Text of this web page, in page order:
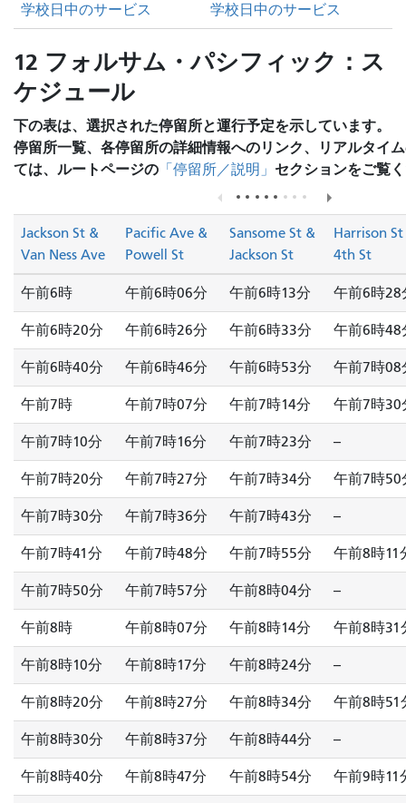
学校日中のサービス 学校日中のサービス
12 フォルサム・パシフィック：ス
ケジュール
下の表は、選択された停留所と運行予定を示しています。
停留所一覧、各停留所の詳細情報へのリンク、リアルタイ
ては、ルートページの 「停留所／説明」 セクションをご覧
Jackson St &
Van Ness Ave
Pacific Ave &
Powell St
Sansome St &
Jackson St
Harrison
4th St
午前6時 午前6時06分 午前6時13分 午前6時28
午前6時20分 午前6時26分 午前6時33分 午前6時48
午前6時40分 午前6時46分 午前6時53分 午前7時08
午前7時 午前7時07分 午前7時14分 午前7時30
午前7時10分 午前7時16分 午前7時23分 --
午前7時20分 午前7時27分 午前7時34分 午前7時50
午前7時30分 午前7時36分 午前7時43分 --
午前7時41分 午前7時48分 午前7時55分 午前8時11
午前7時50分 午前7時57分 午前8時04分 --
午前8時 午前8時07分 午前8時14分 午前8時31
午前8時10分 午前8時17分 午前8時24分 --
午前8時20分 午前8時27分 午前8時34分 午前8時51
午前8時30分 午前8時37分 午前8時44分 --
午前8時40分 午前8時47分 午前8時54分 午前9時11